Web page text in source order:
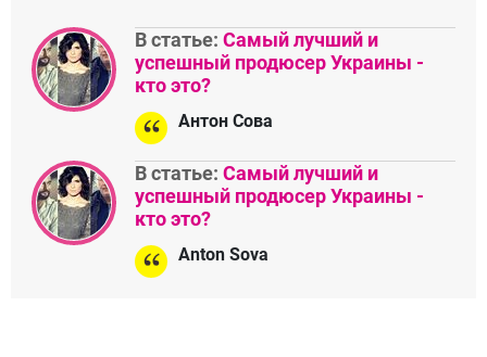
В статье: Самый лучший и
успешный продюсер Украины -
кто это?
Антон Сова
В статье: Самый лучший и
успешный продюсер Украины -
кто это?
Anton Sova